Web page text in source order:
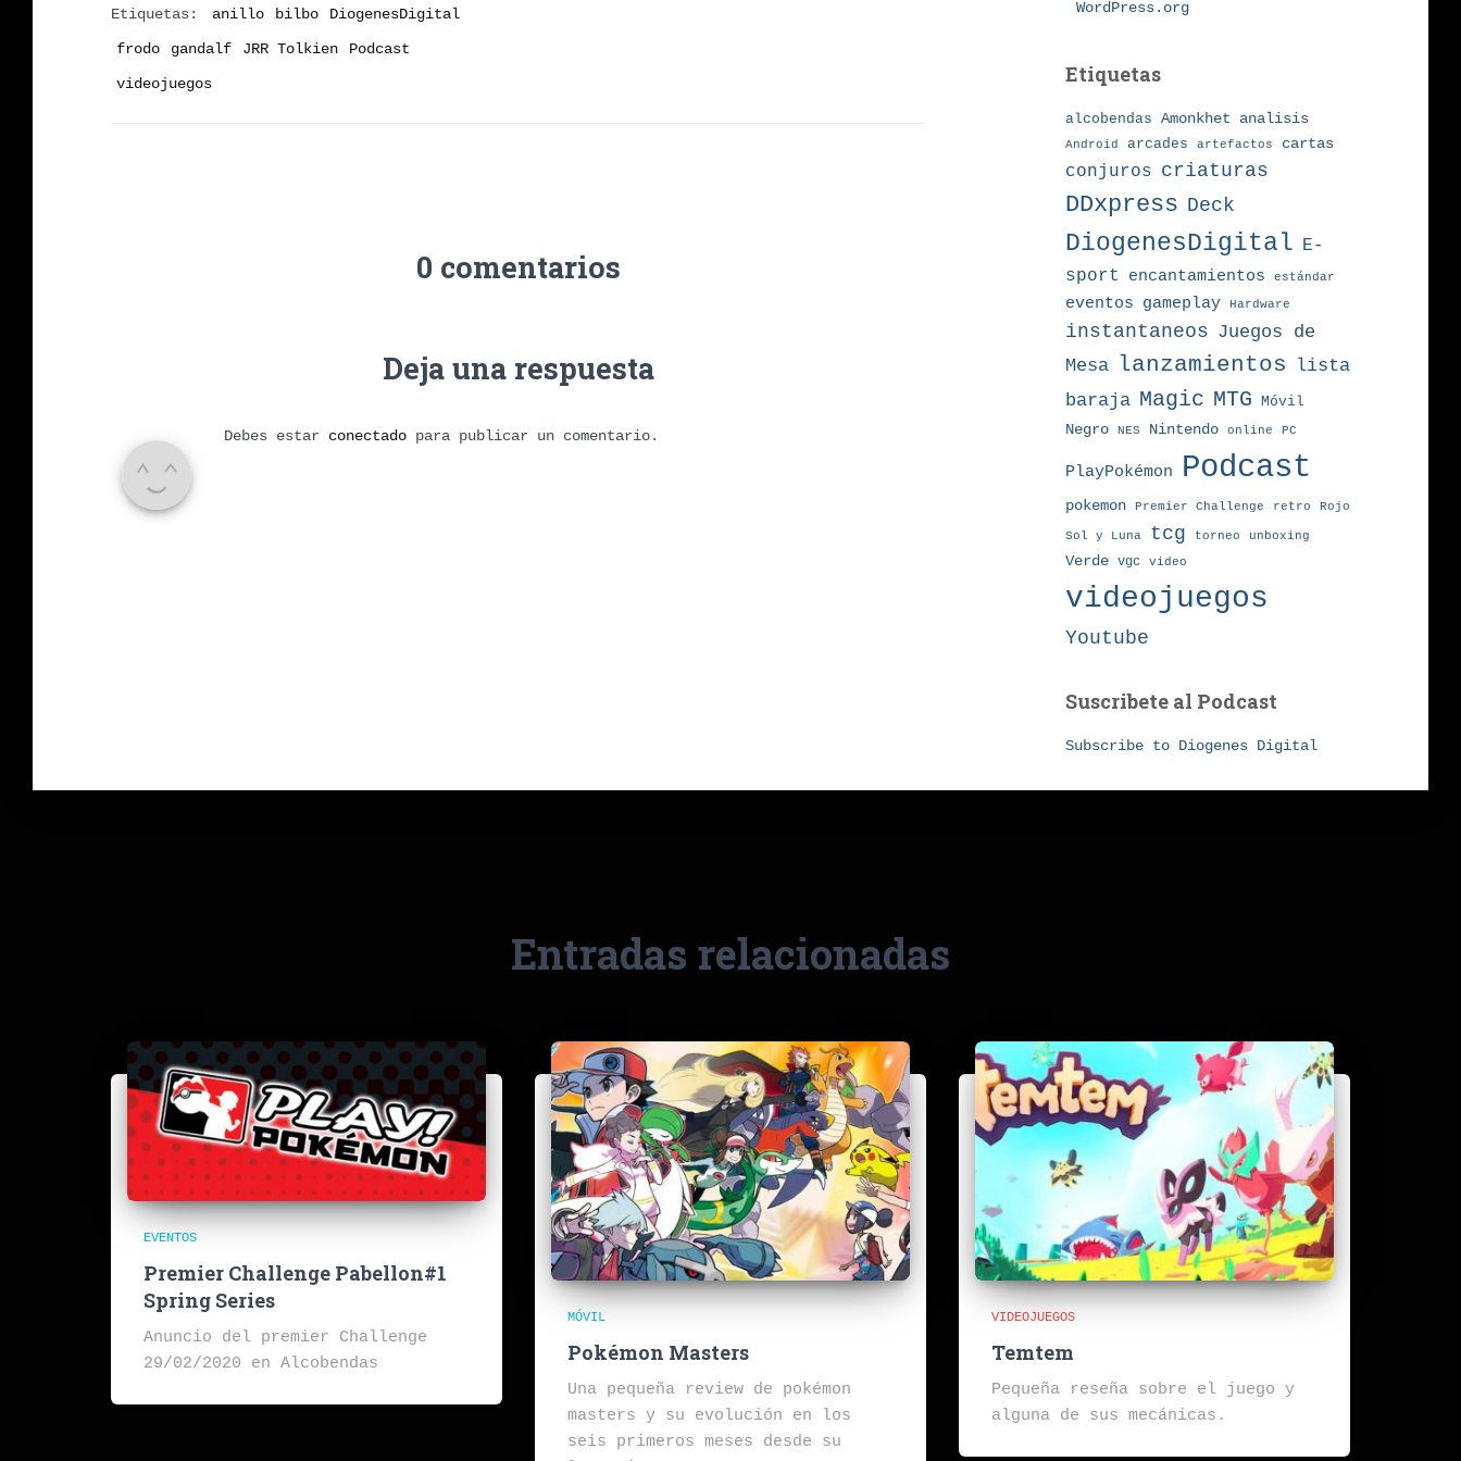
Etiquetas: anillo bilbo
DiogenesDigital
frodo
gandalf JRR Tolkien
Podcast
videojuegos
0 comentarios
Deja una respuesta
Debes estar conectado para publicar un comentario.
WordPress.org
Etiquetas
alcobendas Amonkhet analisis
Android arcades artefactos cartas
conjuros criaturas
DDxpress Deck
DiogenesDigital E-
sport
encantamientos estándar
eventos gameplay Hardware
instantaneos Juegos de
Mesa
lanzamientos
lista
baraja Magic MTG Móvil
Negro
NES Nintendo online PC
PlayPokémon Podcast
pokemon Premier Challenge retro Rojo
Sol y Luna tcg torneo unboxing
Verde vgc video
videojuegos
Youtube
Suscribete al Podcast
Subscribe to Diogenes Digital
Entradas relacionadas
EVENTOS
Premier Challenge Pabellon#1
Spring Series
Anuncio del premier Challenge
29/02/2020 en Alcobendas
MÓVIL
Pokémon Masters
Una pequeña review de pokémon
masters y su evolución en los
seis primeros meses desde su
VIDEOJUEGOS
Temtem
Pequeña reseña sobre el juego y
alguna de sus mecánicas.